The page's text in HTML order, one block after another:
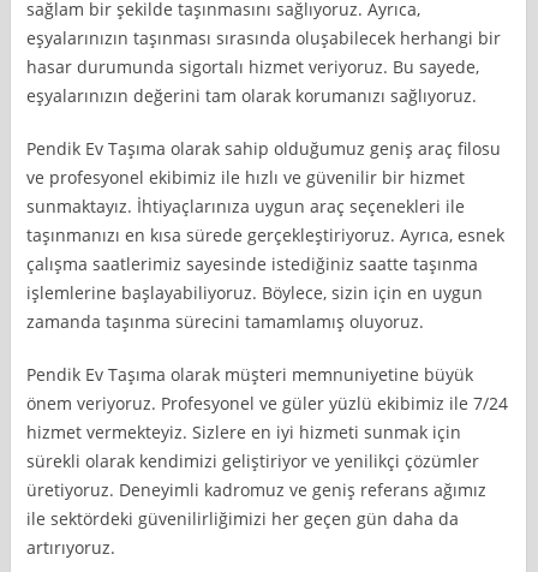
sağlam bir şekilde taşınmasını sağlıyoruz. Ayrıca,
eşyalarınızın taşınması sırasında oluşabilecek herhangi bir
hasar durumunda sigortalı hizmet veriyoruz. Bu sayede,
eşyalarınızın değerini tam olarak korumanızı sağlıyoruz.
Pendik Ev Taşıma olarak sahip olduğumuz geniş araç filosu
ve profesyonel ekibimiz ile hızlı ve güvenilir bir hizmet
sunmaktayız. İhtiyaçlarınıza uygun araç seçenekleri ile
taşınmanızı en kısa sürede gerçekleştiriyoruz. Ayrıca, esnek
çalışma saatlerimiz sayesinde istediğiniz saatte taşınma
işlemlerine başlayabiliyoruz. Böylece, sizin için en uygun
zamanda taşınma sürecini tamamlamış oluyoruz.
Pendik Ev Taşıma olarak müşteri memnuniyetine büyük
önem veriyoruz. Profesyonel ve güler yüzlü ekibimiz ile 7/24
hizmet vermekteyiz. Sizlere en iyi hizmeti sunmak için
sürekli olarak kendimizi geliştiriyor ve yenilikçi çözümler
üretiyoruz. Deneyimli kadromuz ve geniş referans ağımız
ile sektördeki güvenilirliğimizi her geçen gün daha da
artırıyoruz.